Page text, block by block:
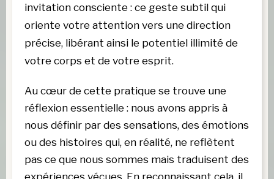
invitation consciente : ce geste subtil qui
oriente votre attention vers une direction
précise, libérant ainsi le potentiel illimité de
votre corps et de votre esprit.
Au cœur de cette pratique se trouve une
réflexion essentielle : nous avons appris à
nous définir par des sensations, des émotions
ou des histoires qui, en réalité, ne reflètent
pas ce que nous sommes mais traduisent des
expériences vécues. En reconnaissant cela, il